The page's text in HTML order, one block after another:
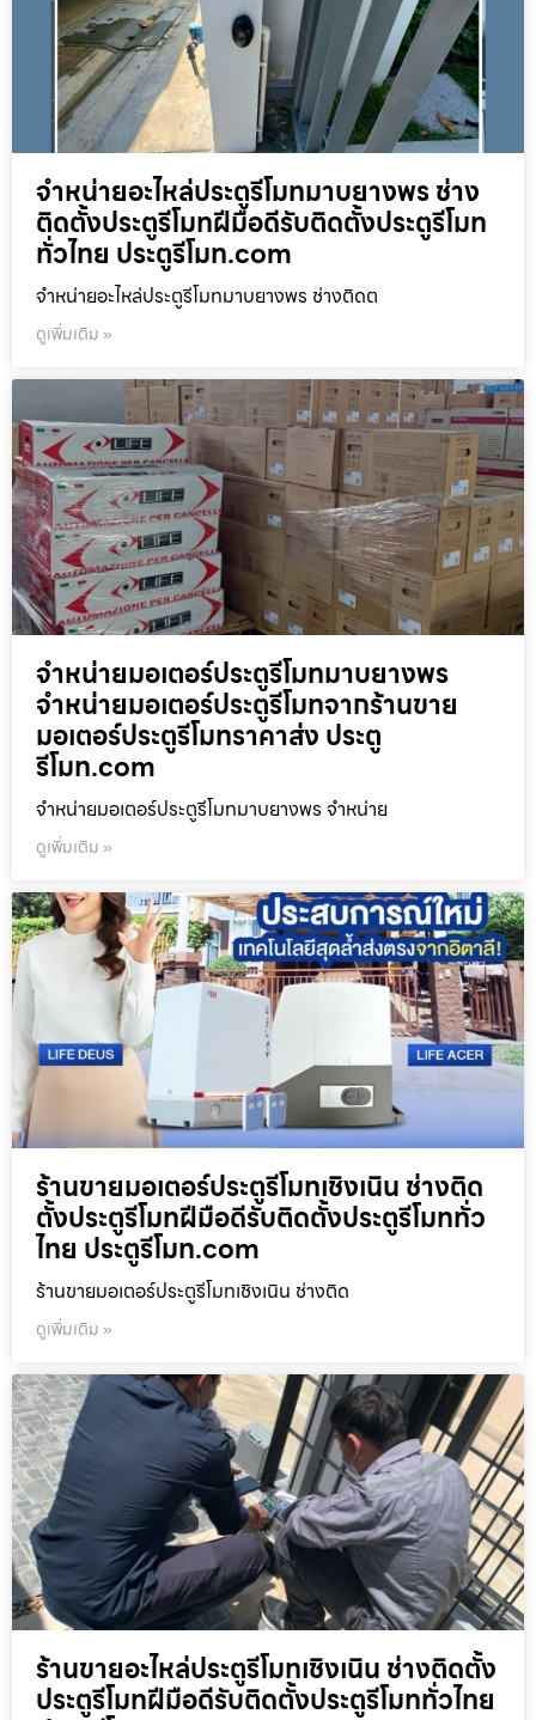
จำหน่ายอะไหล่ประตูรีโมทมาบยางพร ช่าง
ติดตั้งประตูรีโมทฝีมือดีรับติดตั้งประตูรีโมท
ทั่วไทย ประตูรีโมท.com
จำหน่ายอะไหล่ประตูรีโมทมาบยางพร ช่างติดต
ดูเพิ่มเติม »
จำหน่ายมอเตอร์ประตูรีโมทมาบยางพร
จำหน่ายมอเตอร์ประตูรีโมทจากร้านขาย
มอเตอร์ประตูรีโมทราคาส่ง ประตู
รีโมท.com
จำหน่ายมอเตอร์ประตูรีโมทมาบยางพร จำหน่าย
ดูเพิ่มเติม »
ร้านขายมอเตอร์ประตูรีโมทเชิงเนิน ช่างติด
ตั้งประตูรีโมทฝีมือดีรับติดตั้งประตูรีโมททั่ว
ไทย ประตูรีโมท.com
ร้านขายมอเตอร์ประตูรีโมทเชิงเนิน ช่างติด
ดูเพิ่มเติม »
ร้านขายอะไหล่ประตูรีโมทเชิงเนิน ช่างติดตั้ง
ประตูรีโมทฝีมือดีรับติดตั้งประตูรีโมททั่วไทย